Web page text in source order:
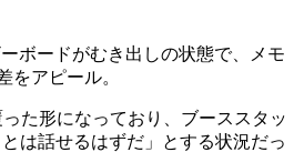
ボードがむき出しの状態で、メモ
をアピール。
た形になっており、ブーススタッ
は話せるはずだ」とする状況だっ